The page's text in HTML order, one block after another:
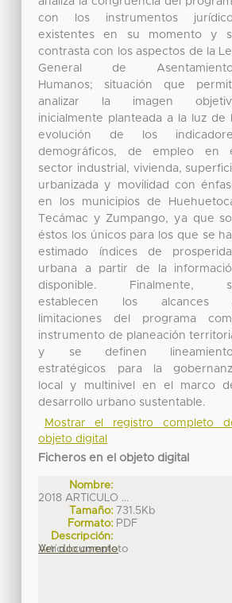
con los instrumentos
existentes en su momento y
contrasta con los aspectos de la
General de
Humanos; situación que
analizar la imagen
inicialmente planteada a la luz de
evolución de los
demográficos, de empleo en
sector industrial, vivienda,
urbanizada y movilidad con
en los municipios de
Tecámac y Zumpango, ya que
éstos los únicos para los que se
estimado índices de
urbana a partir de la
disponible. Finalmente,
establecen los alcances
limitaciones del programa
instrumento de planeación
y se definen
estratégicos para la
local y multinivel en el marco
desarrollo urbano sustentable.
Mostrar el registro completo
objeto digital
Ficheros en el objeto digital
Nombre:
2018 ARTICULO ...
Tamaño: 731.5Kb
Formato: PDF
Descripción:
Artículo completo
Ver documento